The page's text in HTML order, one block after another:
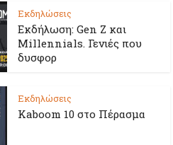
Εκδηλώσεις
Εκδήλωση: Gen Z και
Millennials. Γενιές που
δυσφορ
Εκδηλώσεις
Kaboom 10 στο Πέρασμα